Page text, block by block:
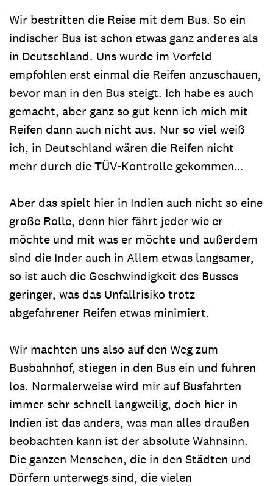
Wir bestritten die Reise mit dem Bus. So ein
indischer Bus ist schon etwas ganz anderes als
in Deutschland. Uns wurde im Vorfeld
empfohlen erst einmal die Reifen anzuschauen,
bevor man in den Bus steigt. Ich habe es auch
gemacht, aber ganz so gut kenn ich mich mit
Reifen dann auch nicht aus. Nur so viel weiß
ich, in Deutschland wären die Reifen nicht
mehr durch die TÜV-Kontrolle gekommen…
Aber das spielt hier in Indien auch nicht so eine
große Rolle, denn hier fährt jeder wie er
möchte und mit was er möchte und außerdem
sind die Inder auch in Allem etwas langsamer,
so ist auch die Geschwindigkeit des Busses
geringer, was das Unfallrisiko trotz
abgefahrener Reifen etwas minimiert.
Wir machten uns also auf den Weg zum
Busbahnhof, stiegen in den Bus ein und fuhren
los. Normalerweise wird mir auf Busfahrten
immer sehr schnell langweilig, doch hier in
Indien ist das anders, was man alles draußen
beobachten kann ist der absolute Wahnsinn.
Die ganzen Menschen, die in den Städten und
Dörfern unterwegs sind, die vielen